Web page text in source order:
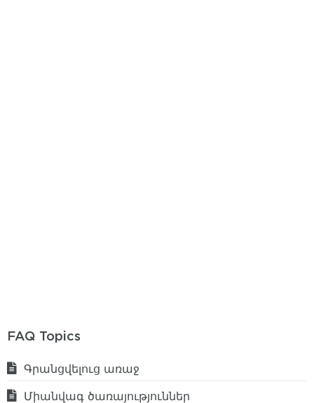
FAQ Topics
Գրանցվելուց առաջ
Միանվագ ծառայություններ